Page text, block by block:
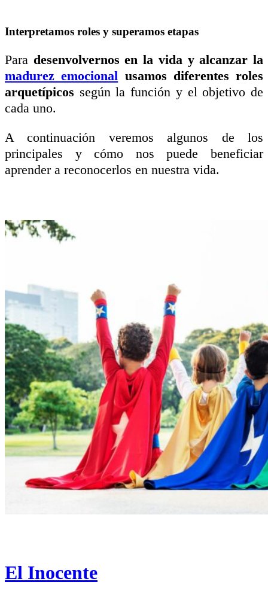
Interpretamos roles y superamos etapas
Para desenvolvernos en la vida y alcanzar la
madurez emocional usamos diferentes roles
arquetípicos según la función y el objetivo de
cada uno.
A continuación veremos algunos de los
principales y cómo nos puede beneficiar
aprender a reconocerlos en nuestra vida.
El Inocente